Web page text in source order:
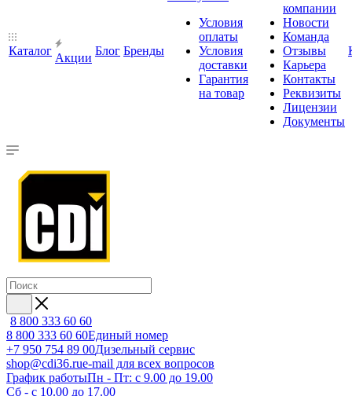
Каталог
Акции
Блог Бренды
Условия
оплаты
Условия
доставки
Гарантия
на товар
компании
Новости
Команда
Отзывы
Карьера
Контакты
Реквизиты
Лицензии
Документы
8 800 333 60 60
8 800 333 60 60Единый номер
+7 950 754 89 00Дизельный сервис
shop@cdi36.rue-mail для всех вопросов
График работыПн - Пт: с 9.00 до 19.00
Сб - с 10.00 до 17.00